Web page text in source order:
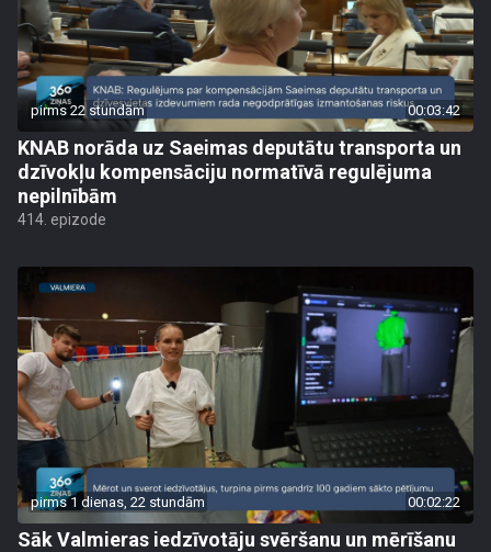
pirms 22 stundām 00:03:42
KNAB norāda uz Saeimas deputātu transporta un
dzīvokļu kompensāciju normatīvā regulējuma
nepilnībām
414. epizode
pirms 1 dienas, 22 stundām 00:02:22
Sāk Valmieras iedzīvotāju svēršanu un mērīšanu